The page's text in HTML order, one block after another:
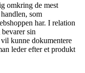
omkring de mest
som
har. I relation
sin
kunne dokumentere
leder efter et produkt